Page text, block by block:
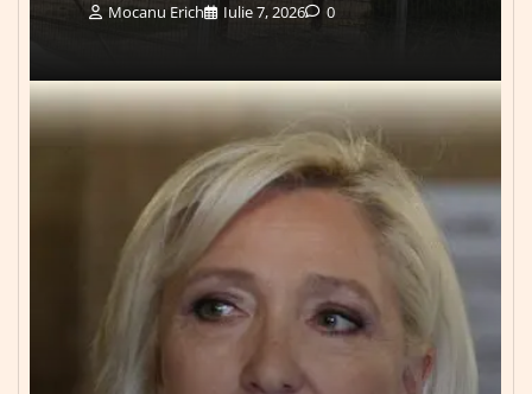
Mocanu Erich Iulie 7, 2026 0